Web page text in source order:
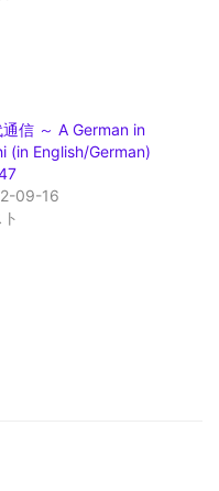
通信 ～ A German in
(in English/German)
09-16